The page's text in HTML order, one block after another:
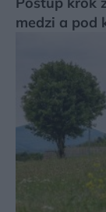
medzi a pod